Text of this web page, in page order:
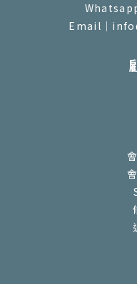
Email｜